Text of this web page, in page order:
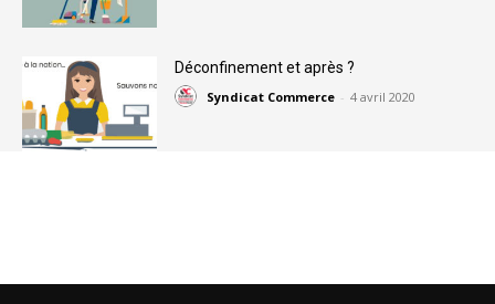
Déconfinement et après ?
Syndicat Commerce - 4 avril 2020